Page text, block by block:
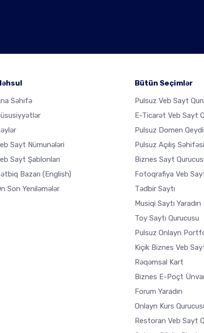
Səhifə
Sayt Nümunələri
Sayt Şablonları
Bazarı (English)
Son Yeniləmələr
Bütün Seçimlər
Pulsuz Veb Sayt
E-Ticarət Veb Sayt
Pulsuz Domen
Pulsuz Açılış
Biznes Sayt
Fotoqrafiya Veb
Tədbir Saytı
Musiqi Saytı Yaradın
Toy Saytı Qurucusu
Pulsuz Onlayn
Kiçik Biznes Veb
Rəqəmsal Kart
Biznes E-Poçt
Forum Yaradın
Onlayn Kurs
Restoran Veb Sayt